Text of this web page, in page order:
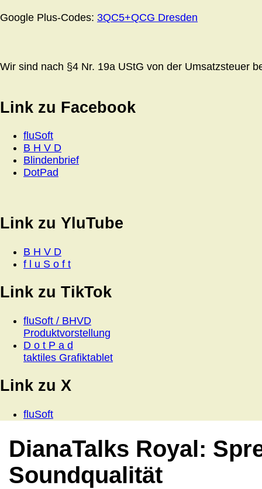
Google Plus-Codes: 3QC5+QCG Dresden
Wir sind nach §4 Nr. 19a UStG von der Umsatzsteuer
Link zu Facebook
fluSoft
B H V D
Blindenbrief
DotPad
Link zu YluTube
B H V D
f l u S o f t
Link zu TikTok
fluSoft / BHVD
Produktvorstellung
D o t P a d
taktiles Grafiktablet
Link zu X
fluSoft
DianaTalks Royal:
Soundqualität